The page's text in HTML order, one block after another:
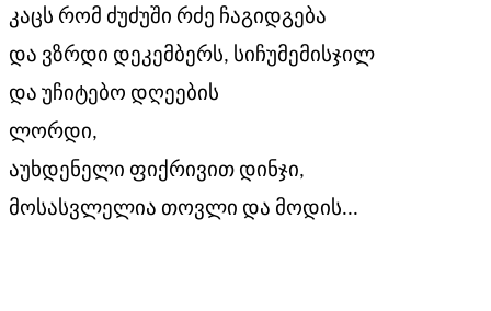
კაცს რომ ძუძუში რძე ჩაგიდგება
და ვზრდი დეკემბერს, სიჩუმემისჯილ
და უჩიტებო დღეების
ლორდი,
აუხდენელი ფიქრივით დინჯი,
მოსასვლელია თოვლი და მოდის...